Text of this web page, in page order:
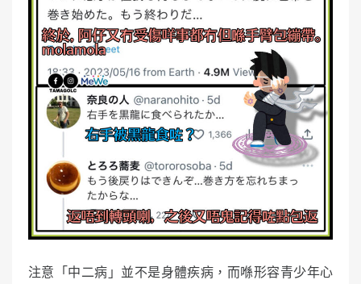
o
n
注意「中二病」並不是身體疾病，而喺形容青少年心